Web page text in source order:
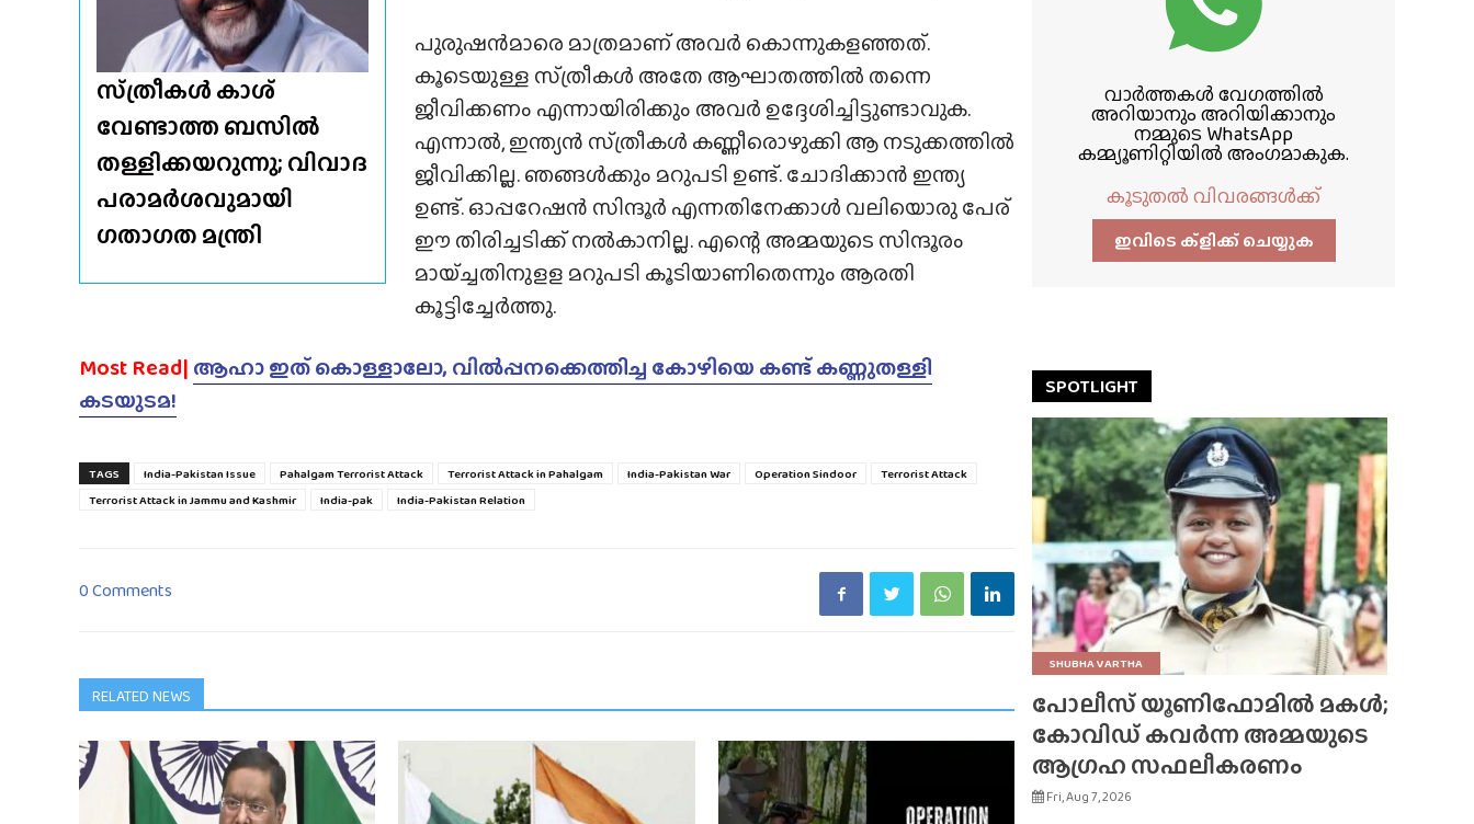
സ്‌ത്രീകൾ കാശ്
വേണ്ടാത്ത ബസിൽ
തള്ളിക്കയറുന്നു; വിവാദ
പരാമർശവുമായി
ഗതാഗത മന്ത്രി
പുരുഷൻമാരെ മാത്രമാണ് അവർ കൊന്നുകളഞ്ഞത്.
കൂടെയുള്ള സ്‌ത്രീകൾ അതേ ആഘാതത്തിൽ തന്നെ
ജീവിക്കണം എന്നായിരിക്കും അവർ ഉദ്ദേശിച്ചിട്ടുണ്ടാവുക.
എന്നാൽ, ഇന്ത്യൻ സ്‌ത്രീകൾ കണ്ണീരൊഴുക്കി ആ നടുക്കത്തിൽ
ജീവിക്കില്ല. ഞങ്ങൾക്കും മറുപടി ഉണ്ട്. ചോദിക്കാൻ ഇന്ത്യ
ഉണ്ട്. ഓപ്പറേഷൻ സിന്ദൂർ എന്നതിനേക്കാൾ വലിയൊരു പേര്
ഈ തിരിച്ചടിക്ക് നൽകാനില്ല. എന്റെ അമ്മയുടെ സിന്ദൂരം
മായ്‌ച്ചതിനുളള മറുപടി കൂടിയാണിതെന്നും ആരതി
കൂട്ടിച്ചേർത്തു.
Most Read| ആഹാ ഇത് കൊള്ളാലോ, വിൽപ്പനക്കെത്തിച്ച കോഴിയെ കണ്ട് കണ്ണുതള്ളി
കടയുടമ!
TAGS India-Pakistan Issue Pahalgam Terrorist Attack Terrorist Attack in Pahalgam India-Pakistan War Operation Sindoor
Terrorist Attack
Terrorist Attack in Jammu and Kashmir
India-pak India-Pakistan Relation
0 Comments
RELATED NEWS
വാർത്തകൾ വേഗത്തിൽ
അറിയാനും അറിയിക്കാനും
നമ്മുടെ WhatsApp
കമ്മ്യൂണിറ്റിയിൽ അംഗമാകുക.
കൂടുതൽ വിവരങ്ങൾക്ക്
ഇവിടെ ക്ളിക്ക്‌ ചെയ്യുക
SPOTLIGHT
SHUBHA VARTHA
പോലീസ് യൂണിഫോമിൽ മകൾ;
കോവിഡ് കവർന്ന അമ്മയുടെ
ആഗ്രഹ സഫലീകരണം
Fri, Aug 7, 2026